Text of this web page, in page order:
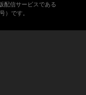
配信サービスである
）です。